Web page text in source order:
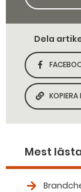
Dela
KOPIERA
Mest